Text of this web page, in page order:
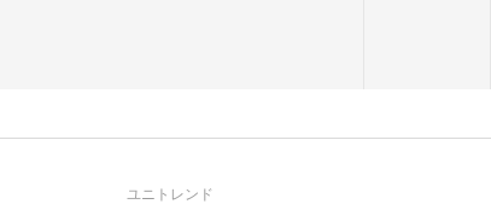
ユニトレンド